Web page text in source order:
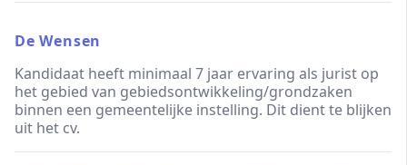
De Wensen
Kandidaat heeft minimaal 7 jaar ervaring als jurist op
het gebied van gebiedsontwikkeling/grondzaken
binnen een gemeentelijke instelling. Dit dient te blijken
uit het cv.